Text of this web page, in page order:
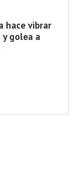
hace vibrar
y golea a